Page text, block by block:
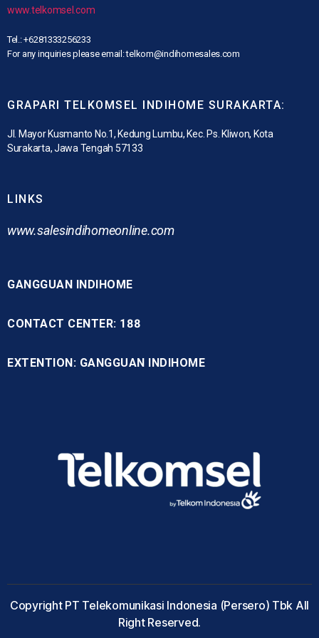
www.telkomsel.com
Tel.: +6281333256233
For any inquiries please email: telkom@indihomesales.com
GRAPARI TELKOMSEL INDIHOME SURAKARTA:
Jl. Mayor Kusmanto No.1, Kedung Lumbu, Kec. Ps. Kliwon, Kota
Surakarta, Jawa Tengah 57133
LINKS
www.salesindihomeonline.com
GANGGUAN INDIHOME
CONTACT CENTER: 188
EXTENTION: GANGGUAN INDIHOME
Copyright PT Telekomunikasi Indonesia (Persero) Tbk All
Right Reserved.